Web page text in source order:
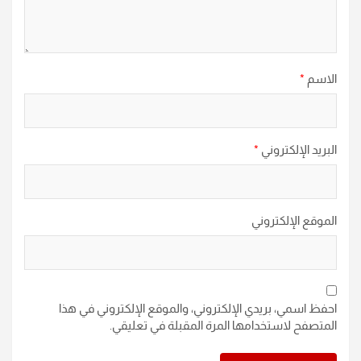
الاسم *
البريد الإلكتروني *
الموقع الإلكتروني
احفظ اسمي، بريدي الإلكتروني، والموقع الإلكتروني في هذا
المتصفح لاستخدامها المرة المقبلة في تعليقي.